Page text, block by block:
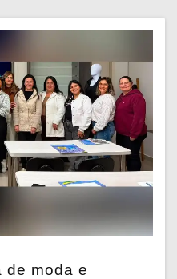
de moda e